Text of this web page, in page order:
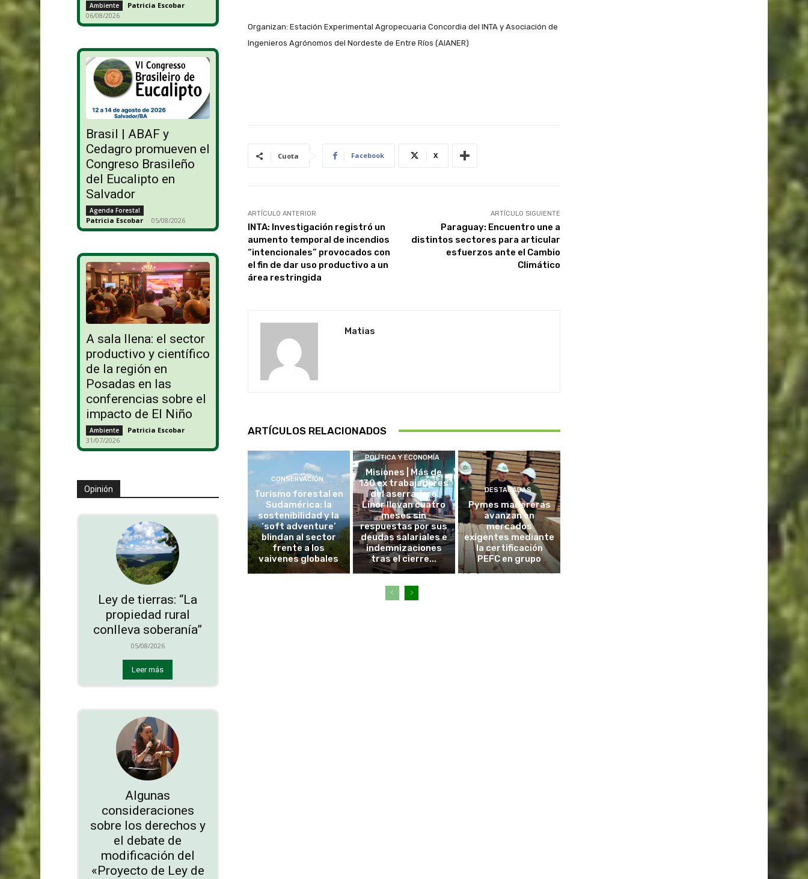
Ambiente Patricia Escobar -
06/08/2026
Brasil | ABAF y
Cedagro promueven el
Congreso Brasileño
del Eucalipto en
Salvador
Agenda Forestal
Patricia Escobar - 05/08/2026
A sala llena: el sector
productivo y científico
de la región en
Posadas en las
conferencias sobre el
impacto de El Niño
Ambiente Patricia Escobar -
31/07/2026
Opinión
Ley de tierras: “La
propiedad rural
conlleva soberanía”
05/08/2026
Leer más
Algunas
consideraciones
sobre los derechos y
el debate de
modificación del
«Proyecto de Ley de
Organizan: Estación Experimental Agropecuaria Concordia del INTA y Asociación de
Ingenieros Agrónomos del Nordeste de Entre Ríos (AIANER)
Cuota Facebook X
ARTÍCULO ANTERIOR
INTA: Investigación registró un
aumento temporal de incendios
“intencionales” provocados con
el fin de dar uso productivo a un
área restringida
ARTÍCULO SIGUIENTE
Paraguay: Encuentro une a
distintos sectores para articular
esfuerzos ante el Cambio
Climático
Matias
ARTÍCULOS RELACIONADOS
CONSERVACIÓN
Turismo forestal en
Sudamérica: la
sostenibilidad y la
‘soft adventure’
blindan al sector
frente a los
vaivenes globales
POLÍTICA Y ECONOMÍA
Misiones | Más de
130 ex trabajadores
del aserradero
Linor llevan cuatro
meses sin
respuestas por sus
deudas salariales e
indemnizaciones
tras el cierre...
DESTACADAS
Pymes madereras
avanzan en
mercados
exigentes mediante
la certificación
PEFC en grupo